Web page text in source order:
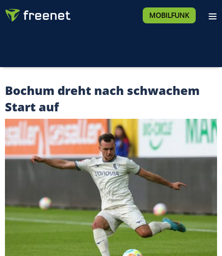
MOBILFUNK
Bochum dreht nach schwachem
Start auf